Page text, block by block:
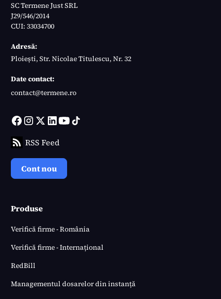
SC Termene Just SRL
J29/546/2014
CUI: 33034700
Adresă:
Ploiești, Str. Nicolae Titulescu, Nr. 32
Date contact:
contact@termene.ro
RSS Feed
Cont nou
Produse
Verifică firme - România
Verifică firme - Internațional
RedBill
Managementul dosarelor din instanță